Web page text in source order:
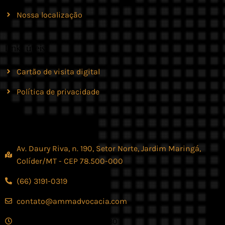
Nossa localização
Links úteis
Cartão de visita digital
Política de privacidade
Av. Daury Riva, n. 190, Setor Norte, Jardim Maringá,
Colíder/MT - CEP 78.500-000
(66) 3191-0319
contato@ammadvocacia.com